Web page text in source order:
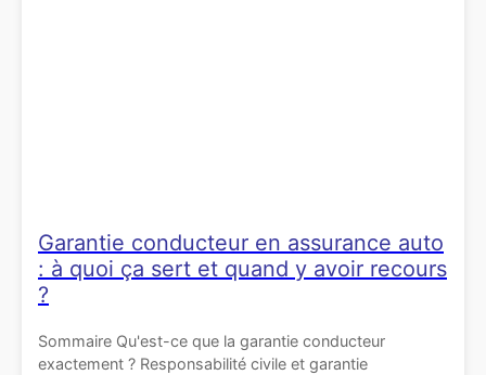
Garantie conducteur en assurance auto
: à quoi ça sert et quand y avoir recours
?
Sommaire Qu'est-ce que la garantie conducteur
exactement ? Responsabilité civile et garantie